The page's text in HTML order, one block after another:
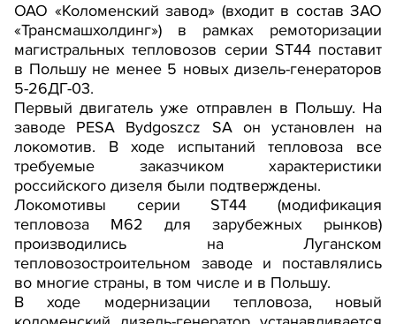
ОАО «Коломенский завод» (входит в состав ЗАО
«Трансмашхолдинг») в рамках ремоторизации
магистральных тепловозов серии ST44 поставит
в Польшу не менее 5 новых дизель-генераторов
5-26ДГ-03.
Первый двигатель уже отправлен в Польшу. На
заводе PESA Bydgoszcz SA он установлен на
локомотив. В ходе испытаний тепловоза все
требуемые заказчиком характеристики
российского дизеля были подтверждены.
Локомотивы серии ST44 (модификация
тепловоза М62 для зарубежных рынков)
производились на Луганском
тепловозостроительном заводе и поставлялись
во многие страны, в том числе и в Польшу.
В ходе модернизации тепловоза, новый